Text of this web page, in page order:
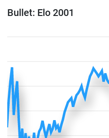
Bullet: Elo 2001